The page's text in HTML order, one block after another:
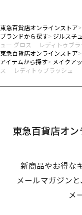
東急百貨店オンラインストア
ブランドから探す
ジルスチ
ュー グロス レディトゥブラ
東急百貨店オンラインストア
アイテムから探す
メイクア
ス レディトゥブラッシュ
東急百貨店オ
新商品やお得な
メールマガジンと、
メ